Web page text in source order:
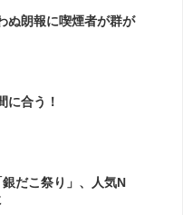
ぬ朗報に喫煙者が群が
に合う！
銀だこ祭り」、人気N